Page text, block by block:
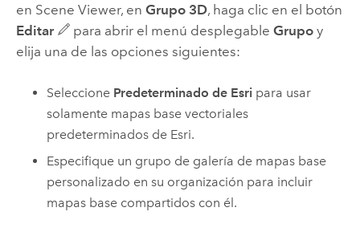
en Scene Viewer, en Grupo 3D, haga clic en el botón
Editar
para abrir el menú desplegable Grupoy
elija una de las opciones siguientes:
Seleccione Predeterminado de Esri para usar
solamente mapas base vectoriales
predeterminados de Esri.
Especifique un grupo de galería de mapas base
personalizado en su organización para incluir
mapas base compartidos con él.